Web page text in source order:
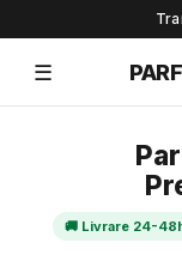
☰
🚚 Livrare 24-